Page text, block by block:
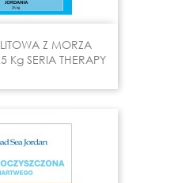
Z MORZA
Kg SERIA THERAPY